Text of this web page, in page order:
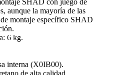
aunque la mayoría de las
montaje específico SHAD
6 kg.
interna (X0IB00).
de alta calidad